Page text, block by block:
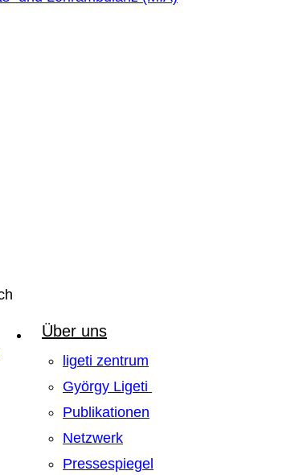
Über uns
ligeti zentrum
György Ligeti
Publikationen
Netzwerk
Pressespiegel